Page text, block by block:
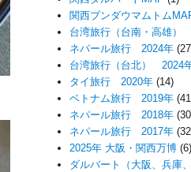
関西ブンダウマムトム
台湾旅行（台南・高雄）
ネパール旅行 2024年
台湾旅行（台北） 2024
タイ旅行 2020年 (14)
ベトナム旅行 2019年
ネパール旅行 2018年
ネパール旅行 2017年
2025年 大阪・関西万博 (6)
ダルバート（大阪、兵庫